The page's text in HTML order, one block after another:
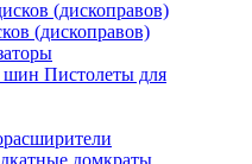
(дископравов)
Пистолеты для
домкраты